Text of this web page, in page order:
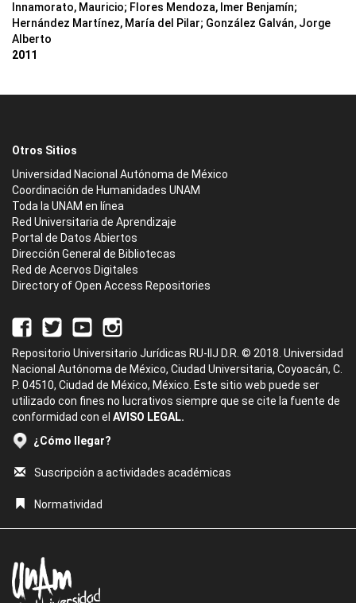
Innamorato, Mauricio; Flores Mendoza, Imer Benjamín;
Hernández Martínez, María del Pilar; González Galván, Jorge
Alberto
2011
Otros Sitios
Universidad Nacional Autónoma de México
Coordinación de Humanidades UNAM
Toda la UNAM en línea
Red Universitaria de Aprendizaje
Portal de Datos Abiertos
Dirección General de Bibliotecas
Red de Acervos Digitales
Directory of Open Access Repositories
Repositorio Universitario Jurídicas RU-IIJ D.R. © 2018. Universidad
Nacional Autónoma de México, Ciudad Universitaria, Coyoacán, C.
P. 04510, Ciudad de México, México. Este sitio web puede ser
utilizado con fines no lucrativos siempre que se cite la fuente de
conformidad con el AVISO LEGAL.
¿Cómo llegar?
Suscripción a actividades académicas
Normatividad